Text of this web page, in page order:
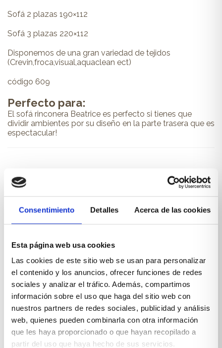
Consentimiento Detalles Acerca de las cookies
Esta página web usa cookies
Las cookies de este sitio web se usan para personalizar
el contenido y los anuncios, ofrecer funciones de redes
sociales y analizar el tráfico. Además, compartimos
información sobre el uso que haga del sitio web con
nuestros partners de redes sociales, publicidad y análisis
web, quienes pueden combinarla con otra información
que les haya proporcionado o que hayan recopilado a
partir del uso que haya hecho de sus servicios.
Sofá 2 plazas 190×112
Sofá 3 plazas 220×112
Disponemos de una gran variedad de tejidos
(Crevin,froca,visual,aquaclean ect)
código 609
Perfecto para:
El sofá rinconera Beatrice es perfecto si tienes que
dividir ambientes por su diseño en la parte trasera que es
espectacular!
PRODUCTOS RELACIONADOS
También te pueden interesar...